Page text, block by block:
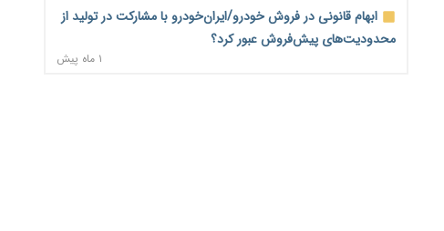
یک‌میلیونی بیش از پیش آب رفت
۱۴ مرداد؛ اولین «روز ملی کارفرما» در تقویم رسمی ایران/«روز
ابهام قانونی در فروش خودرو/ایران‌خودرو با مشارکت در تولید از
محدودیت‌های پیش‌فروش عبور کرد؟
۱ ماه پیش